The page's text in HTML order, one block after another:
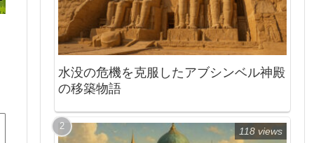
水没の危機を克服したアブシンベル神殿
の移築物語
118 views